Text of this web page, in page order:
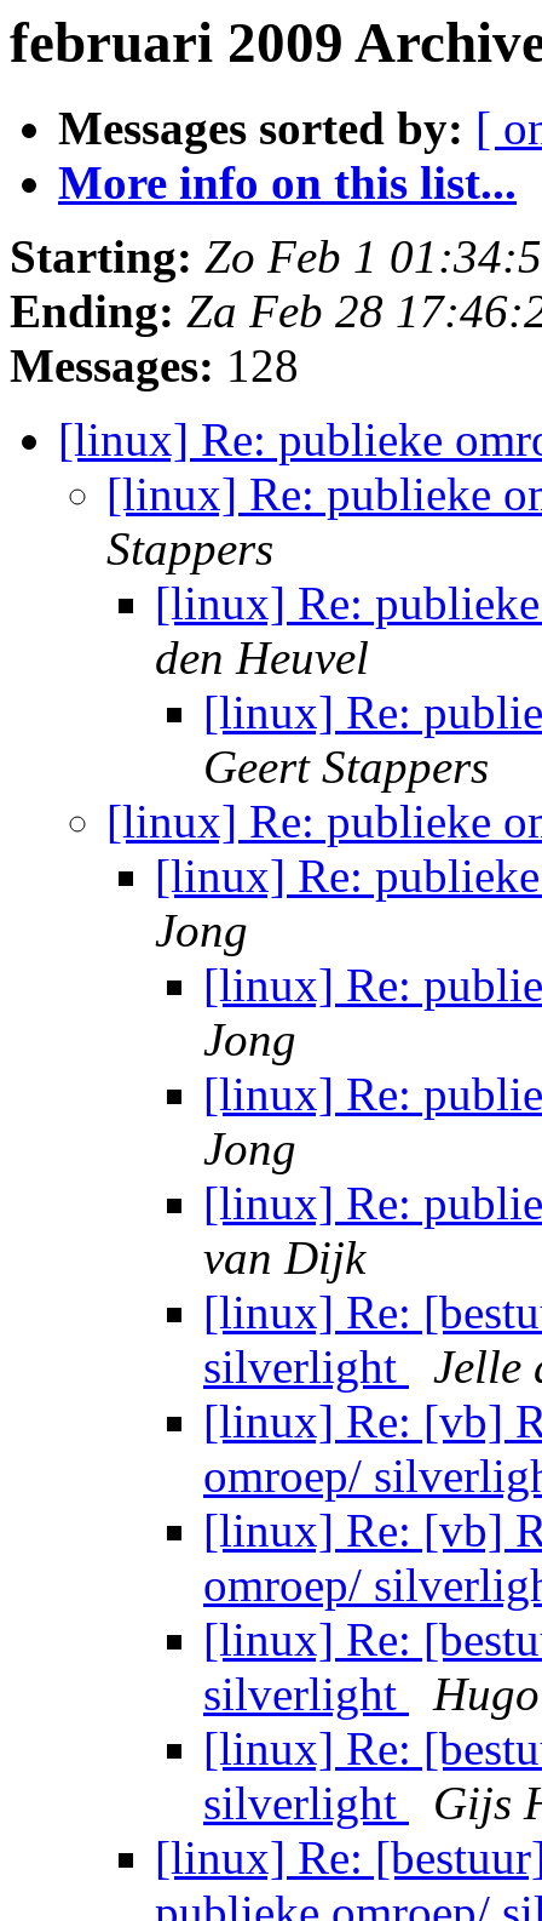
februari 2009
Messages sorted by: [
More info on this list...
Starting: Zo Feb 1
Ending: Za Feb 28
Messages: 128
[linux] Re: publieke
[linux] Re: publieke
Stappers
[linux] Re:
den Heuvel
[linux] Re:
Geert Stappers
[linux] Re: publieke
[linux] Re:
Jong
[linux] Re:
Jong
[linux] Re:
Jong
[linux] Re:
van Dijk
[linux] Re:
silverlight
Jelle
[linux] Re: [vb]
omroep/
[linux] Re: [vb]
omroep/
[linux] Re:
silverlight
[linux] Re:
silverlight
Gijs
[linux] Re: